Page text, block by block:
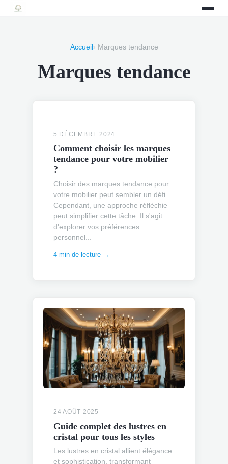
Accueil › Marques tendance
Marques tendance
5 DÉCEMBRE 2024
Comment choisir les marques
tendance pour votre mobilier
?
Choisir des marques tendance pour
votre mobilier peut sembler un défi.
Cependant, une approche réfléchie
peut simplifier cette tâche. Il s'agit
d'explorer vos préférences
personnel...
4 min de lecture →
24 AOÛT 2025
Guide complet des lustres en
cristal pour tous les styles
Les lustres en cristal allient élégance
et sophistication, transformant